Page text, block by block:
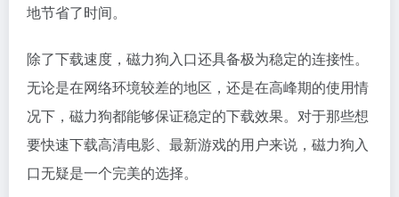
地节省了时间。
除了下载速度，磁力狗入口还具备极为稳定的连接性。
无论是在网络环境较差的地区，还是在高峰期的使用情
况下，磁力狗都能够保证稳定的下载效果。对于那些想
要快速下载高清电影、最新游戏的用户来说，磁力狗入
口无疑是一个完美的选择。